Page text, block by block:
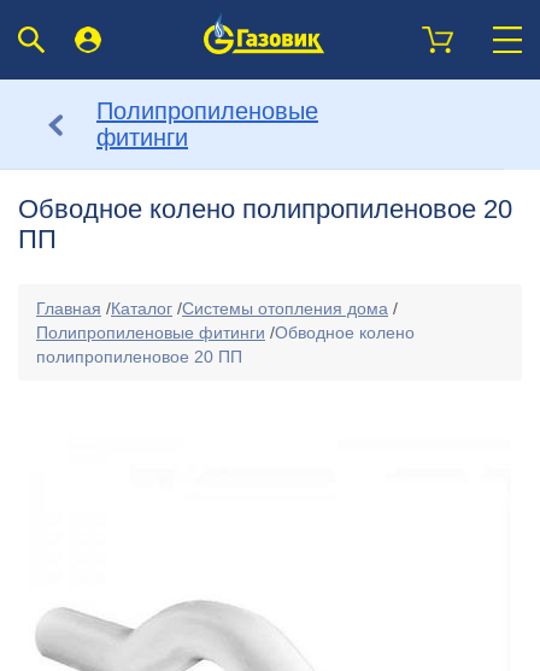
Полипропиленовые
фитинги
Обводное колено полипропиленовое 20
ПП
Главная /Каталог /Системы отопления дома /
Полипропиленовые фитинги /Обводное колено
полипропиленовое 20 ПП